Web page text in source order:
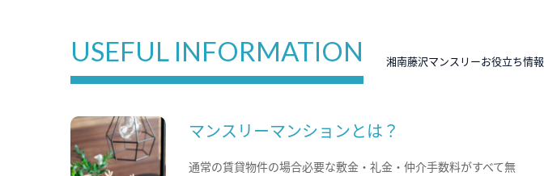
USEFUL INFORMATION 湘南藤沢マンスリーお役立ち情報
マンスリーマンションとは？
通常の賃貸物件の場合必要な敷金・礼金・仲介手数料がすべて無